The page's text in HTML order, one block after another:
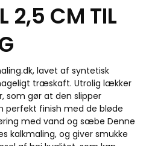
2,5 CM TIL
lavet af syntetisk
træskaft. Utrolig lækker
som gør at den slipper
perfekt finish med de bløde
med vand og sæbe Denne
kalkmaling, og giver smukke